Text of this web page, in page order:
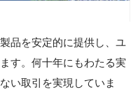
品を安定的に提供し、ユ
す。何十年にもわたる実
い取引を実現していま